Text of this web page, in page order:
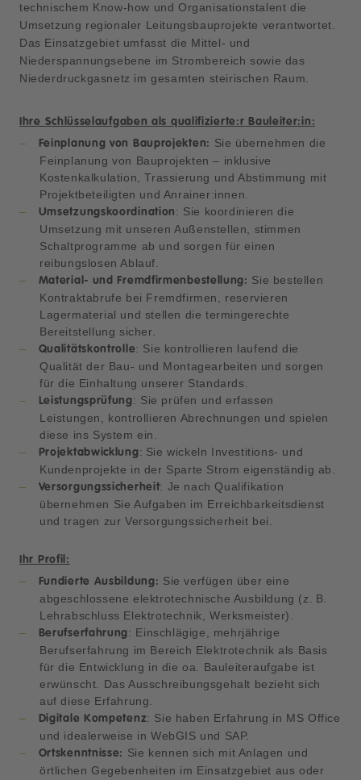
technischem Know-how und Organisationstalent die
Umsetzung regionaler Leitungsbauprojekte verantwortet.
Das Einsatzgebiet umfasst die Mittel- und
Niederspannungsebene im Strombereich sowie das
Niederdruckgasnetz im gesamten steirischen Raum.
Ihre Schlüsselaufgaben als qualifizierte:r Bauleiter:in:
Feinplanung von Bauprojekten: Sie übernehmen die
Feinplanung von Bauprojekten – inklusive
Kostenkalkulation, Trassierung und Abstimmung mit
Projektbeteiligten und Anrainer:innen.
Umsetzungskoordination : Sie koordinieren die
Umsetzung mit unseren Außenstellen, stimmen
Schaltprogramme ab und sorgen für einen
reibungslosen Ablauf.
Material- und Fremdfirmenbestellung: Sie bestellen
Kontraktabrufe bei Fremdfirmen, reservieren
Lagermaterial und stellen die termingerechte
Bereitstellung sicher.
Qualitätskontrolle: Sie kontrollieren laufend die
Qualität der Bau- und Montagearbeiten und sorgen
für die Einhaltung unserer Standards.
Leistungsprüfung: Sie prüfen und erfassen
Leistungen, kontrollieren Abrechnungen und spielen
diese ins System ein.
Projektabwicklung: Sie wickeln Investitions- und
Kundenprojekte in der Sparte Strom eigenständig ab.
Versorgungssicherheit: Je nach Qualifikation
übernehmen Sie Aufgaben im Erreichbarkeitsdienst
und tragen zur Versorgungssicherheit bei.
Ihr Profil:
Fundierte Ausbildung: Sie verfügen über eine
abgeschlossene elektrotechnische Ausbildung (z. B.
Lehrabschluss Elektrotechnik, Werksmeister).
Berufserfahrung: Einschlägige, mehrjährige
Berufserfahrung im Bereich Elektrotechnik als Basis
für die Entwicklung in die oa. Bauleiteraufgabe ist
erwünscht. Das Ausschreibungsgehalt bezieht sich
auf diese Erfahrung.
Digitale Kompetenz: Sie haben Erfahrung in MS Office
und idealerweise in WebGIS und SAP.
Ortskenntnisse: Sie kennen sich mit Anlagen und
örtlichen Gegebenheiten im Einsatzgebiet aus oder